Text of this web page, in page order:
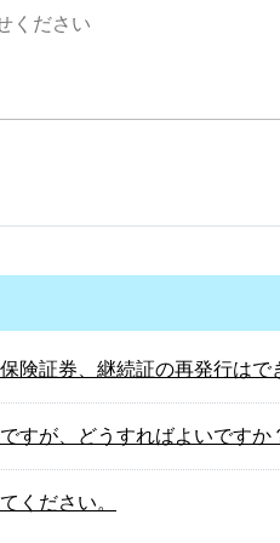
険証券、継続証の再発行はで
すが、どうすればよいですか
ください。